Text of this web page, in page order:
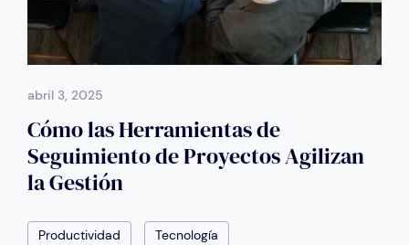
abril 3, 2025
Cómo las Herramientas de
Seguimiento de Proyectos Agilizan
la Gestión
Productividad Tecnología